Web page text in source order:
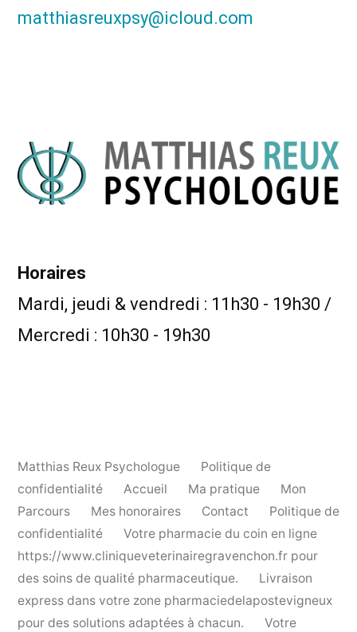
matthiasreuxpsy@icloud.com
Horaires
Mardi, jeudi & vendredi : 11h30 - 19h30 /
Mercredi : 10h30 - 19h30
Matthias Reux Psychologue
Politique de
confidentialité
Accueil Ma pratique
Mon
Parcours
Mes honoraires Contact
Politique de
confidentialité
Votre pharmacie du coin en ligne
https://www.cliniqueveterinairegravenchon.fr pour
des soins de qualité pharmaceutique.
Livraison
express dans votre zone pharmaciedelapostevigneux
pour des solutions adaptées à chacun.
Votre